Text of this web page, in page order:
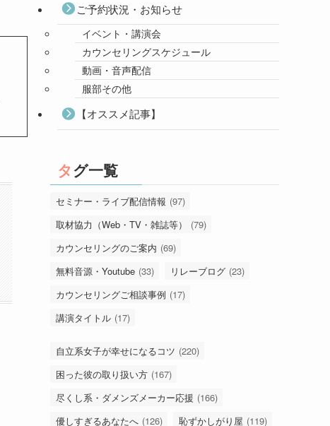
ご予約状況・お知らせ
イベント・講演会
カウンセリングスケジュール
動画・音声配信
服部その他
【オススメ記事】
タグ一覧
セミナー・ライブ配信情報 (97)
取材協力（Web・TV・雑誌等）
(79)
カウンセリングのご案内 (69)
無料音源・Youtube (33) リレーブログ (23)
カウンセリングご相談事例 (17)
講演タイトル (17)
自立系女子が幸せになるコツ (220)
困った彼の取り扱い方 (167)
尽くし系・ダメンズメーカー応援 (166)
優しすぎるあなたへ (126) 恥ずかしがり屋 (119)